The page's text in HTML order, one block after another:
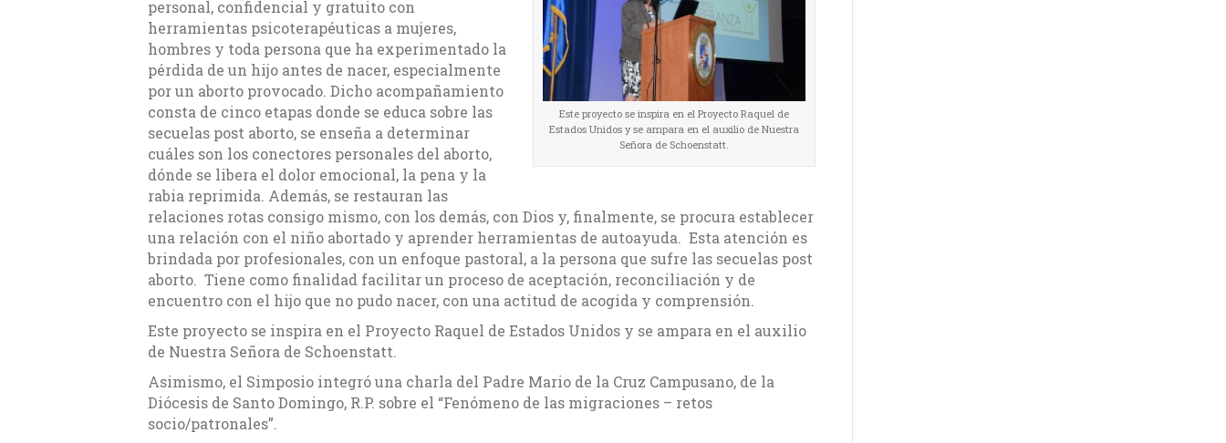
Este proyecto se inspira en el Proyecto Raquel de
Estados Unidos y se ampara en el auxilio de Nuestra
Señora de Schoenstatt.
personal, confidencial y gratuito con
herramientas psicoterapéuticas a mujeres,
hombres y toda persona que ha experimentado la
pérdida de un hijo antes de nacer, especialmente
por un aborto provocado. Dicho acompañamiento
consta de cinco etapas donde se educa sobre las
secuelas post aborto, se enseña a determinar
cuáles son los conectores personales del aborto,
dónde se libera el dolor emocional, la pena y la
rabia reprimida. Además, se restauran las
relaciones rotas consigo mismo, con los demás, con Dios y, finalmente, se procura establecer
una relación con el niño abortado y aprender herramientas de autoayuda. Esta atención es
brindada por profesionales, con un enfoque pastoral, a la persona que sufre las secuelas post
aborto. Tiene como finalidad facilitar un proceso de aceptación, reconciliación y de
encuentro con el hijo que no pudo nacer, con una actitud de acogida y comprensión.
Este proyecto se inspira en el Proyecto Raquel de Estados Unidos y se ampara en el auxilio
de Nuestra Señora de Schoenstatt.
Asimismo, el Simposio integró una charla del Padre Mario de la Cruz Campusano, de la
Diócesis de Santo Domingo, R.P. sobre el “Fenómeno de las migraciones – retos
socio/patronales”.